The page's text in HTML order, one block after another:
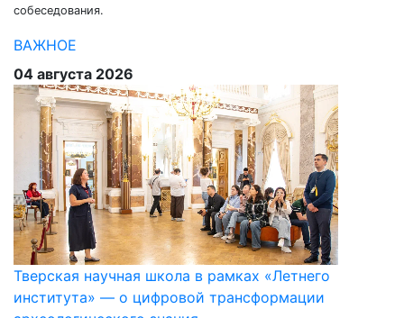
собеседования.
ВАЖНОЕ
04 августа 2026
Тверская научная школа в рамках «Летнего
института» — о цифровой трансформации